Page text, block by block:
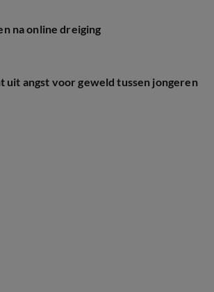
na online dreiging
angst voor geweld tussen jongeren